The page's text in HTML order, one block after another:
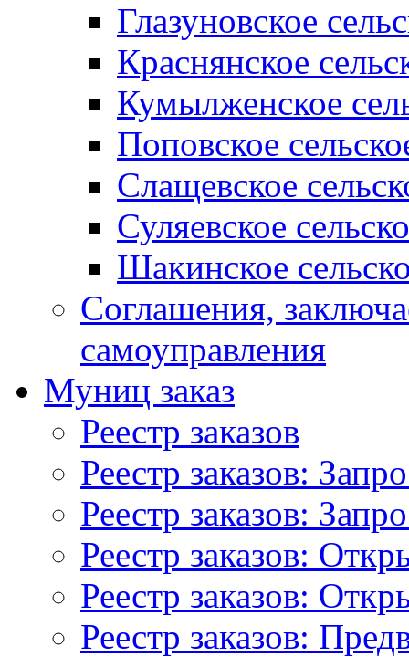
Глазуновское
Краснянское
Кумылженское
Поповское
Слащевское
Суляевское
Шакинское
Соглашения,
самоуправления
Муниц заказ
Реестр заказов
Реестр заказов:
Реестр заказов:
Реестр заказов:
Реестр заказов:
Реестр заказов: